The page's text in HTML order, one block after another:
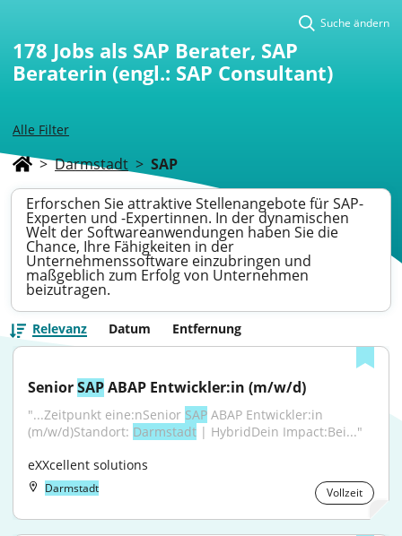
Alle Filter
Suche ändern
178 Jobs als SAP Berater, SAP
Beraterin (engl.: SAP Consultant)
> Darmstadt > SAP
Erforschen Sie attraktive Stellenangebote für SAP-
Experten und -Expertinnen. In der dynamischen
Welt der Softwareanwendungen haben Sie die
Chance, Ihre Fähigkeiten in der
Unternehmenssoftware einzubringen und
maßgeblich zum Erfolg von Unternehmen
beizutragen.
Relevanz Datum Entfernung
Senior SAP ABAP Entwickler:in (m/w/d)
"...Zeitpunkt eine:nSenior SAP ABAP Entwickler:in
(m/w/d)Standort: Darmstadt | HybridDein Impact:Bei..."
eXXcellent solutions
Darmstadt Vollzeit